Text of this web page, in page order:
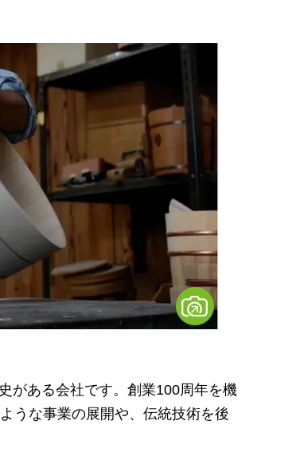
がある会社です。創業100周年を機
うな事業の展開や、伝統技術を後